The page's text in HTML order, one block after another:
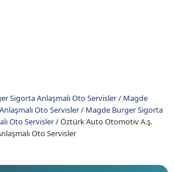
Sigorta Anlaşmalı Oto Servisler/ Magde
Oto Servisler/ Magde Burger Sigorta
Oto Servisler/Öztürk Auto Otomotiv A.ş.
Oto Servisler